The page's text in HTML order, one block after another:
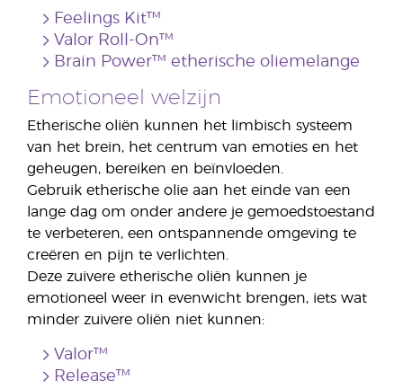
Feelings Kit™
Valor Roll-On™
Brain Power™ etherische oliemelange
Emotioneel welzijn
Etherische oliën kunnen het limbisch systeem
van het brein, het centrum van emoties en het
geheugen, bereiken en beïnvloeden.
Gebruik etherische olie aan het einde van een
lange dag om onder andere je gemoedstoestand
te verbeteren, een ontspannende omgeving te
creëren en pijn te verlichten.
Deze zuivere etherische oliën kunnen je
emotioneel weer in evenwicht brengen, iets wat
minder zuivere oliën niet kunnen:
Valor™
Release™